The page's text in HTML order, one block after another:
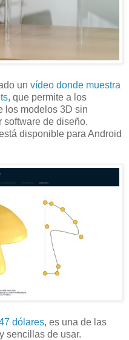
un vídeo donde muestra
, que permite a los
los modelos 3D sin
software de diseño.
disponible para Android
dólares, es una de las
sencillas de usar.